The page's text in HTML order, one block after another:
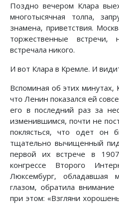
Поздно вечером Клара
многотысячная толпа,
знамена, приветствия.
торжественные
встречала никого.
И вот Клара в Кремле. И
Вспоминая об этих минутах,
что Ленин показался ей
его в последний раз за
изменившимся, почти не
поклясться, что одет он
тщательно вычищенный
первой их встрече в
конгрессе Второго
Люксембург, обладавшая
глазом, обратила
при этом: «Взгляни